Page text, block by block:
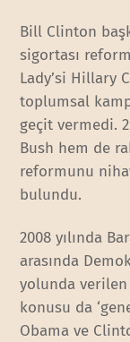
Bill Clinton
sigortası
Lady’si Hillary
toplumsal
geçit vermedi.
Bush hem de
reformunu
bulundu.
2008 yılında
arasında
yolunda
konusu da
Obama ve